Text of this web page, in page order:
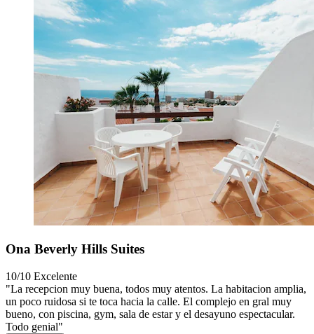
Ona Beverly Hills Suites
10/10 Excelente
"La recepcion muy buena, todos muy atentos. La habitacion amplia,
un poco ruidosa si te toca hacia la calle. El complejo en gral muy
bueno, con piscina, gym, sala de estar y el desayuno espectacular.
Todo genial"